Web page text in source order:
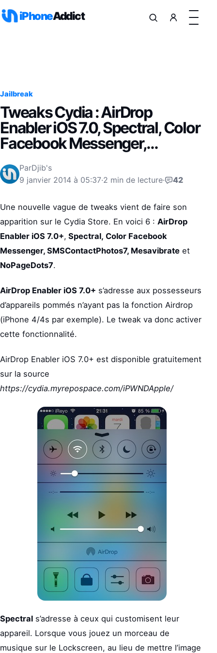
iPhoneAddict
Jailbreak
Tweaks Cydia : AirDrop
Enabler iOS 7.0, Spectral, Color
Facebook Messenger,…
ParDjib's
9 janvier 2014 à 05:37·2 min de lecture· 42
Une nouvelle vague de tweaks vient de faire son
apparition sur le Cydia Store. En voici 6 : AirDrop
Enabler iOS 7.0+, Spectral, Color Facebook
Messenger, SMSContactPhotos7, Mesavibrate et
NoPageDots7.
AirDrop Enabler iOS 7.0+ s’adresse aux possesseurs
d’appareils pommés n’ayant pas la fonction Airdrop
(iPhone 4/4s par exemple). Le tweak va donc activer
cette fonctionnalité.
AirDrop Enabler iOS 7.0+ est disponible gratuitement
sur la source
https://cydia.myrepospace.com/iPWNDApple/
Spectral s’adresse à ceux qui customisent leur
appareil. Lorsque vous jouez un morceau de
musique sur le Lockscreen, au lieu de mettre l’image